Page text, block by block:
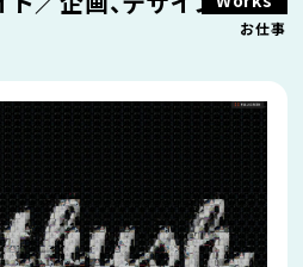
お仕事